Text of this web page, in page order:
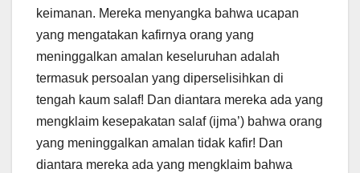
keimanan. Mereka menyangka bahwa ucapan
yang mengatakan kafirnya orang yang
meninggalkan amalan keseluruhan adalah
termasuk persoalan yang diperselisihkan di
tengah kaum salaf! Dan diantara mereka ada yang
mengklaim kesepakatan salaf (ijma’) bahwa orang
yang meninggalkan amalan tidak kafir! Dan
diantara mereka ada yang mengklaim bahwa